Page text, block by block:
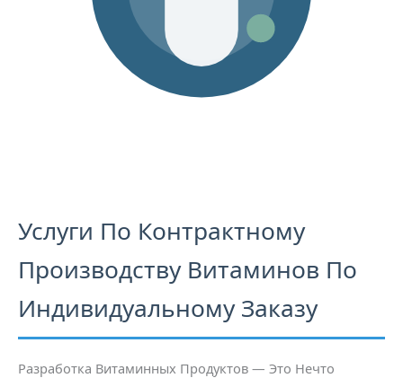
Услуги По Контрактному
Производству Витаминов По
Индивидуальному Заказу
Разработка Витаминных Продуктов — Это Нечто